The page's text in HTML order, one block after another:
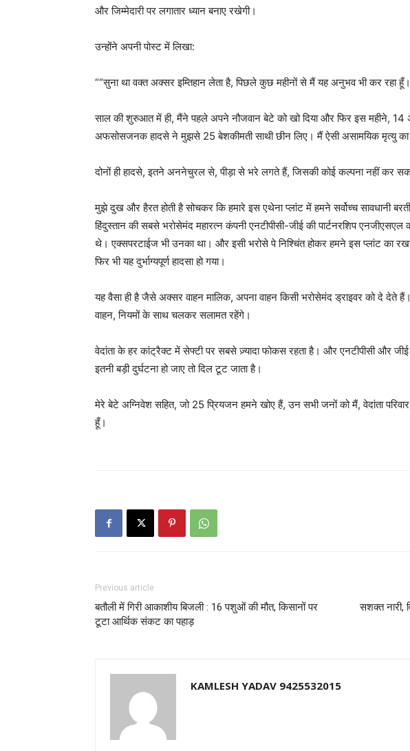
और जिम्मेदारी पर लगातार ध्यान बनाए रखेगी।
उन्होंने अपनी पोस्ट में लिखा:
““सुना था वक्त अक्सर इम्तिहान लेता है, पिछले कुछ महीनों से मैं यह अनुभव भी कर रहा हूँ।
साल की शुरुआत में ही, मैंने पहले अपने नौजवान बेटे को खो दिया और फिर इस महीने, 14
अफसोसजनक हादसे ने मुझसे 25 बेशकीमती साथी छीन लिए। मैं ऐसी असामयिक मृत्यु का
दोनों ही हादसे, इतने अननेचुरल से, पीड़ा से भरे लगते हैं, जिसकी कोई कल्पना नहीं कर
मुझे दुख और हैरत होती है सोचकर कि हमारे इस एथेना प्लांट में हमने सर्वोच्च सावधानी
हिंदुस्तान की सबसे भरोसेमंद महारत्न कंपनी एनटीपीसी-जीई की पार्टनरशिप
थे। एक्सपरटाईज भी उनका था। और इसी भरोसे पे निश्चिंत होकर हमने इस प्लांट का
फिर भी यह दुर्भाग्यपूर्ण हादसा हो गया।
यह वैसा ही है जैसे अक्सर वाहन मालिक, अपना वाहन किसी भरोसेमंद ड्राइवर को दे देते
वाहन, नियमों के साथ चलकर सलामत रहेंगे।
वेदांता के हर कांट्रैक्ट में सेफ्टी पर सबसे ज़्यादा फोकस रहता है। और एनटीपीसी और जीई
इतनी बड़ी दुर्घटना हो जाए तो दिल टूट जाता है।
मेरे बेटे अग्निवेश सहित, जो 25 प्रियजन हमने खोए हैं, उन सभी जनों को मैं, वेदांता
हूँ।
Previous article
बतौली में गिरी आकाशीय बिजली : 16 पशुओं की मौत, किसानों पर
टूटा आर्थिक संकट का पहाड़
सशक्त नारी,
KAMLESH YADAV 9425532015